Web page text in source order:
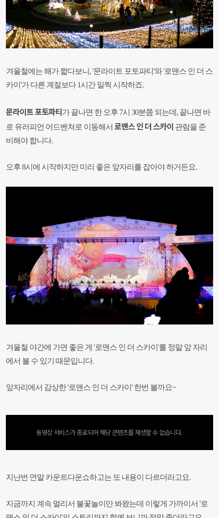
겨울철에는 해가 짧다보니, '문라이트 포토파티'와 '로맨스 인 더 스
카이'가 다른 계절보다 1시간 일찍 시작하죠.
문라이트 포토파티가 끝나면 한 오후 7시 30분쯤 되는데, 끝나면 바
로 유러피언 어드벤쳐로 이동해서로맨스 인 더 스카이 관람을 준
비해야 합니다.
오후 8시에 시작하지만 미리 좋은 앞자리를 잡아야 하거든요.
겨울철 야간에 가면 좋은 게 '로맨스 인 더 스카이'를 정말 앞 자리
에서 볼 수 있기 때문입니다.
앞자리에서 감상한 '로맨스 인 더 스카이' 한번 볼까요~
동영상 서비스가 종료되어 해당 콘텐츠를 재생할 수 없습니다.
지난번 연말 카운트다운쇼하고는 또 내용이 다르더라고요.
지금까지 계속 멀리서 불꽃놀이만봐왔는데 이렇게 가까이서 '로